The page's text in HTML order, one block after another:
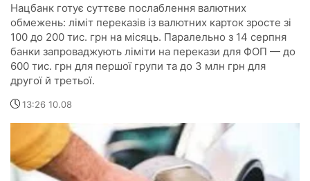
Нацбанк готує суттєве послаблення валютних
обмежень: ліміт переказів із валютних карток зросте зі
100 до 200 тис. грн на місяць. Паралельно з 14 серпня
банки запроваджують ліміти на перекази для ФОП — до
600 тис. грн для першої групи та до 3 млн грн для
другої й третьої.
13:26 10.08